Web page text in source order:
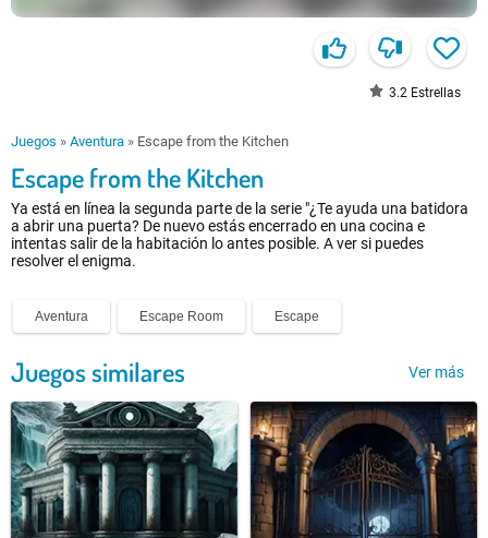
3.2 Estrellas
Juegos » Aventura » Escape from the Kitchen
Escape from the Kitchen
Ya está en línea la segunda parte de la serie "¿Te ayuda una batidora
a abrir una puerta? De nuevo estás encerrado en una cocina e
intentas salir de la habitación lo antes posible. A ver si puedes
resolver el enigma.
Aventura Escape Room Escape
Juegos similares Ver más